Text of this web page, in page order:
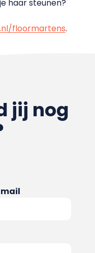
haar steunen?
floormartens.
jij nog